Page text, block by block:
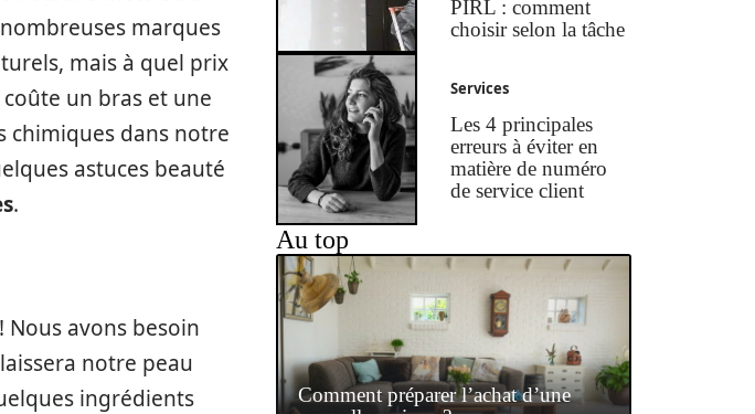
marques
mais à quel prix
un bras et une
chimiques dans notre
astuces beauté
.
Nous avons besoin
notre peau
ingrédients
PIRL : comment
choisir selon la tâche
Services
Les 4 principales
erreurs à éviter en
matière de numéro
de service client
Au top
Comment préparer l’achat d’une